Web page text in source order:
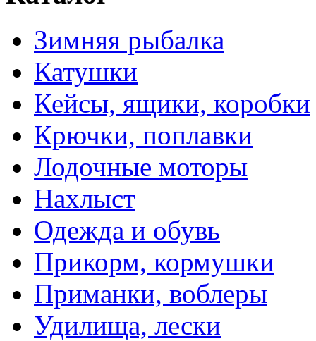
Зимняя рыбалка
Катушки
Кейсы, ящики, коробки
Крючки, поплавки
Лодочные моторы
Нахлыст
Одежда и обувь
Прикорм, кормушки
Приманки, воблеры
Удилища, лески